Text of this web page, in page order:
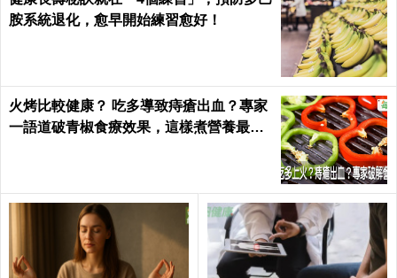
胺系統退化，愈早開始練習愈好！
火烤比較健康？ 吃多導致痔瘡出血？專家
一語道破青椒食療效果，這樣煮營養最足